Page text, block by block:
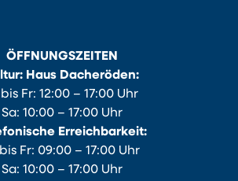
ÖFFNUNGSZEITEN
Haus Dacheröden:
Fr: 12:00 – 17:00 Uhr
Sa: 10:00 – 17:00 Uhr
Erreichbarkeit:
Fr: 09:00 – 17:00 Uhr
Sa: 10:00 – 17:00 Uhr